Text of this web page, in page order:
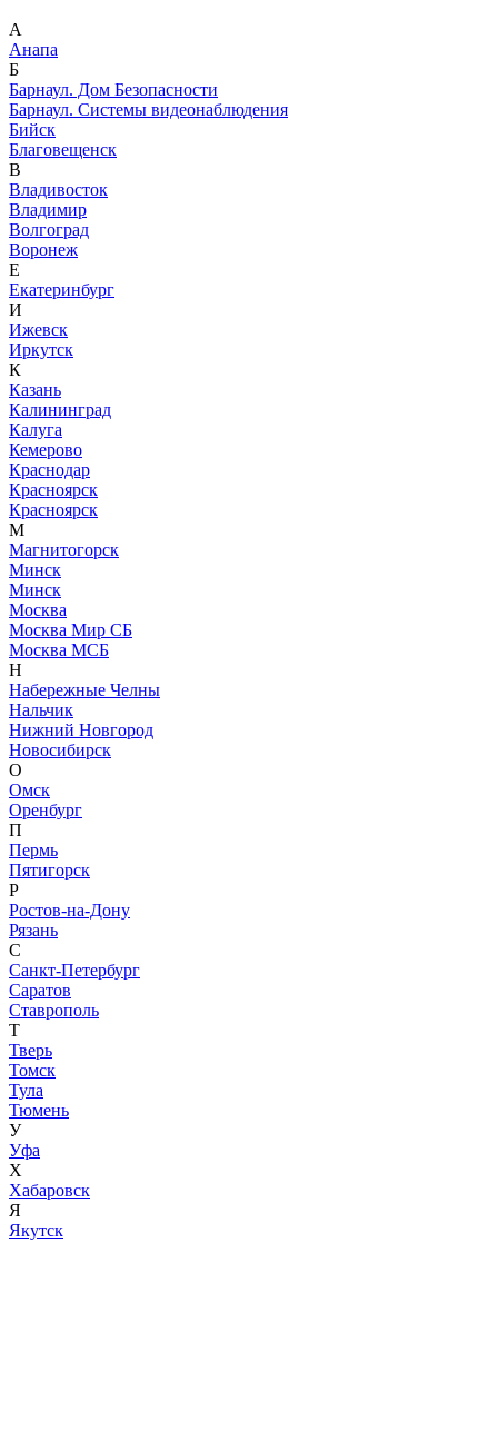
А
Анапа
Б
Барнаул. Дом Безопасности
Барнаул. Системы видеонаблюдения
Бийск
Благовещенск
В
Владивосток
Владимир
Волгоград
Воронеж
Е
Екатеринбург
И
Ижевск
Иркутск
К
Казань
Калининград
Калуга
Кемерово
Краснодар
Красноярск
Красноярск
М
Магнитогорск
Минск
Минск
Москва
Москва Мир СБ
Москва МСБ
Н
Набережные Челны
Нальчик
Нижний Новгород
Новосибирск
О
Омск
Оренбург
П
Пермь
Пятигорск
Р
Ростов-на-Дону
Рязань
С
Санкт-Петербург
Саратов
Ставрополь
Т
Тверь
Томск
Тула
Тюмень
У
Уфа
Х
Хабаровск
Я
Якутск